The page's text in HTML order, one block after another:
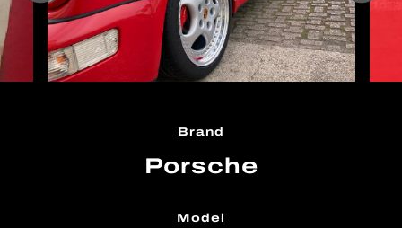
Brand
Porsche
Model